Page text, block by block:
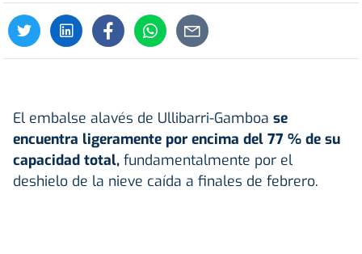
El embalse alavés de Ullibarri-Gamboa se
encuentra ligeramente por encima del 77 % de su
capacidad total, fundamentalmente por el
deshielo de la nieve caída a finales de febrero.